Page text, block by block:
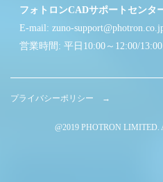
フォトロンCADサポートセンタ
E-mail: zuno-
営業時間: 平日10:00～12:00/
プライバシーポリシー →
@2019 PHOTRON LIMITED.